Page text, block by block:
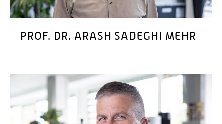
PROF. DR. ARASH SADEGHI MEHR